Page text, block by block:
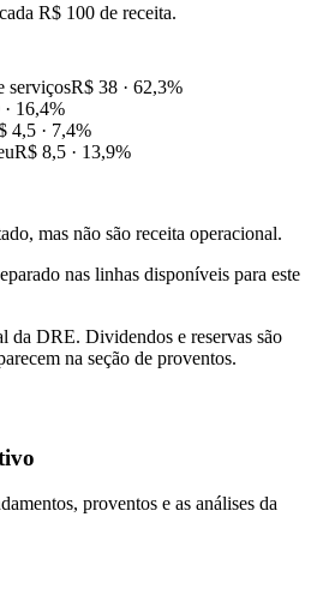
R$ 100 de receita.
serviçosR$ 38 · 62,3%
· 16,4%
4,5 · 7,4%
R$ 8,5 · 13,9%
mas não são receita operacional.
nas linhas disponíveis para este
da DRE. Dividendos e reservas são
na seção de proventos.
proventos e as análises da